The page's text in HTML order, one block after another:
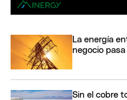
La energía
negocio
Sin el cobre